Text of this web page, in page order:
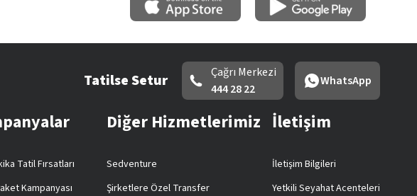
Tatilse Setur
Çağrı Merkezi
444 28 22
WhatsApp
Tatil Fırsatları
Kampanyası
Diğer Hizmetlerimiz
Sedventure
Şirketlere Özel Transfer
İletişim
İletişim Bilgileri
Yetkili Seyahat Acenteleri